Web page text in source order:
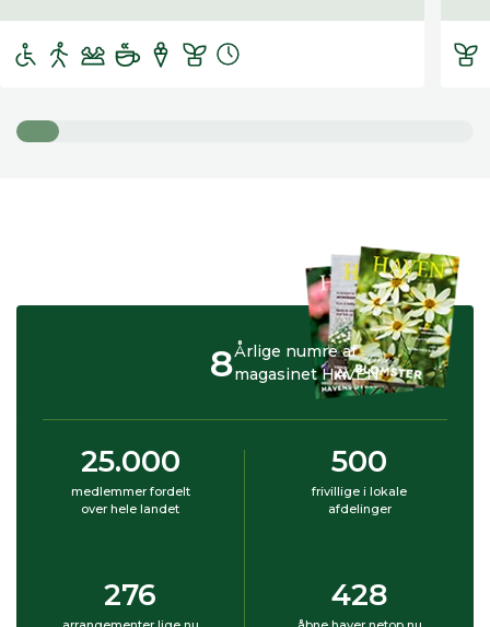
Årlige numre af
magasinet HAVEN
8
25.000
medlemmer fordelt
over hele landet
500
frivillige i lokale
afdelinger
276 428